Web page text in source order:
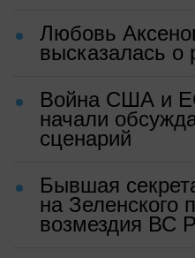
Любовь
высказалась о
Война США и
начали
сценарий
Бывшая
на Зеленского
возмездия ВС